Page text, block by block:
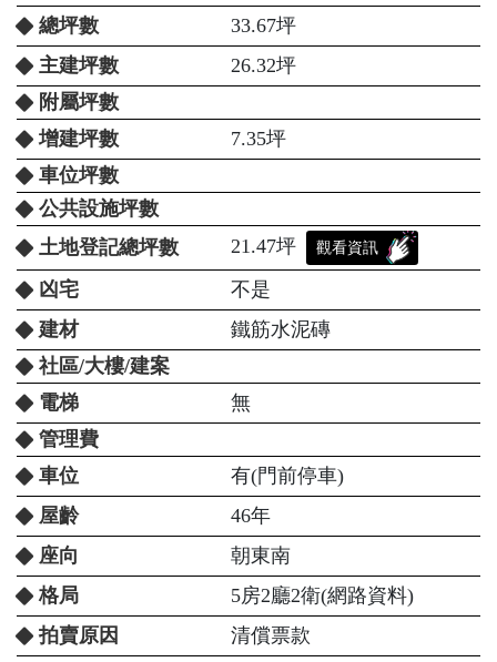
總坪數
33.67坪
主建坪數
26.32坪
附屬坪數
增建坪數
7.35坪
車位坪數
公共設施坪數
土地登記總坪數
21.47坪 觀看資訊
凶宅
不是
建材
鐵筋水泥磚
社區/大樓/建案
電梯
無
管理費
車位
有(門前停車)
屋齡
46年
座向
朝東南
格局
5房2廳2衛(網路資料)
拍賣原因
清償票款